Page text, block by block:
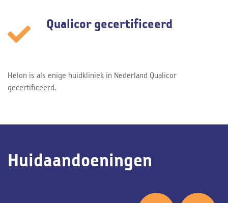
Qualicor gecertificeerd
Helon is als enige huidkliniek in Nederland Qualicor
gecertificeerd.
Huidaandoeningen